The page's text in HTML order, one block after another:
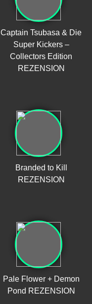
Captain Tsubasa & Die
Super Kickers –
Collectors Edition
REZENSION
Branded to Kill
REZENSION
Pale Flower + Demon
Pond REZENSION